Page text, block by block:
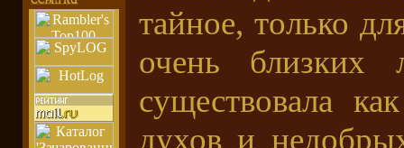
тайное, только
очень близких
существовала
духов и